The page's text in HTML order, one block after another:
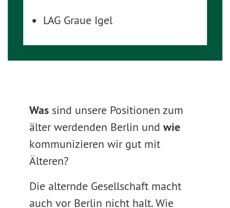
LAG Graue Igel
Wassind unsere Positionen zum
älter werdenden Berlin und wie
kommunizieren wir gut mit
Älteren?
Die alternde Gesellschaft macht
auch vor Berlin nicht halt. Wie